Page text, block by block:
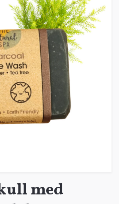
med